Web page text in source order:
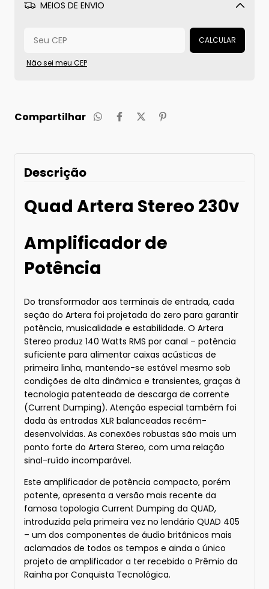
MEIOS DE ENVIO
Alterar CEP
CALCULAR
Não sei meu CEP
Compartilhar
Descrição
Quad Artera Stereo 230v
Amplificador de
Potência
Do transformador aos terminais de entrada, cada
seção do Artera foi projetada do zero para garantir
potência, musicalidade e estabilidade. O Artera
Stereo produz 140 Watts RMS por canal – potência
suficiente para alimentar caixas acústicas de
primeira linha, mantendo-se estável mesmo sob
condições de alta dinâmica e transientes, graças à
tecnologia patenteada de descarga de corrente
(Current Dumping). Atenção especial também foi
dada às entradas XLR balanceadas recém-
desenvolvidas. As conexões robustas são mais um
ponto forte do Artera Stereo, com uma relação
sinal-ruído incomparável.
Este amplificador de potência compacto, porém
potente, apresenta a versão mais recente da
famosa topologia Current Dumping da QUAD,
introduzida pela primeira vez no lendário QUAD 405
– um dos componentes de áudio britânicos mais
aclamados de todos os tempos e ainda o único
projeto de amplificador a ter recebido o Prêmio da
Rainha por Conquista Tecnológica.